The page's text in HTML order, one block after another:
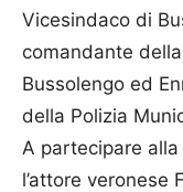
Vicesindaco di
comandante
Bussolengo ed
della Polizia
A partecipare
l’attore veronese